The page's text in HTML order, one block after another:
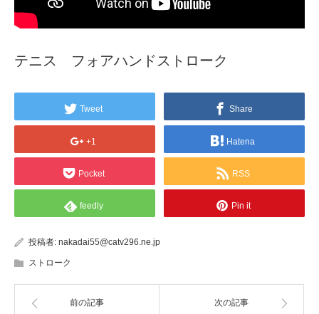
テニス フォアハンドストローク
Tweet Share
+1 Hatena
Pocket RSS
feedly Pin it
投稿者: nakadai55@catv296.ne.jp
ストローク
前の記事 次の記事